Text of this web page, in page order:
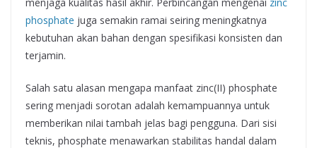
phosphate juga semakin ramai seiring meningkatnya
kebutuhan akan bahan dengan spesifikasi konsisten dan
terjamin.
Salah satu alasan mengapa manfaat zinc(II) phosphate
sering menjadi sorotan adalah kemampuannya untuk
memberikan nilai tambah jelas bagi pengguna. Dari sisi
teknis, phosphate menawarkan stabilitas handal dalam